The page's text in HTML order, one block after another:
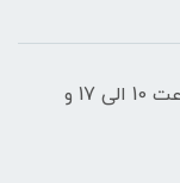
زمان پاسخگویی از شنبه تا چهارشنبه از ساعت 10 الی 17 و